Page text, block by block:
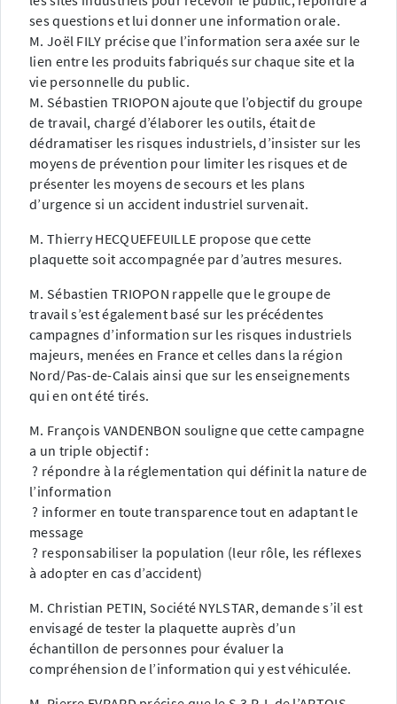
ses questions et lui donner une information orale.
M. Joël FILY précise que l’information sera axée sur le
lien entre les produits fabriqués sur chaque site et la
vie personnelle du public.
M. Sébastien TRIOPON ajoute que l’objectif du groupe
de travail, chargé d’élaborer les outils, était de
dédramatiser les risques industriels, d’insister sur les
moyens de prévention pour limiter les risques et de
présenter les moyens de secours et les plans
d’urgence si un accident industriel survenait.
M. Thierry HECQUEFEUILLE propose que cette
plaquette soit accompagnée par d’autres mesures.
M. Sébastien TRIOPON rappelle que le groupe de
travail s’est également basé sur les précédentes
campagnes d’information sur les risques industriels
majeurs, menées en France et celles dans la région
Nord/Pas-de-Calais ainsi que sur les enseignements
qui en ont été tirés.
M. François VANDENBON souligne que cette campagne
a un triple objectif :
? répondre à la réglementation qui définit la nature de
l’information
? informer en toute transparence tout en adaptant le
message
? responsabiliser la population (leur rôle, les réflexes
à adopter en cas d’accident)
M. Christian PETIN, Société NYLSTAR, demande s’il est
envisagé de tester la plaquette auprès d’un
échantillon de personnes pour évaluer la
compréhension de l’information qui y est véhiculée.